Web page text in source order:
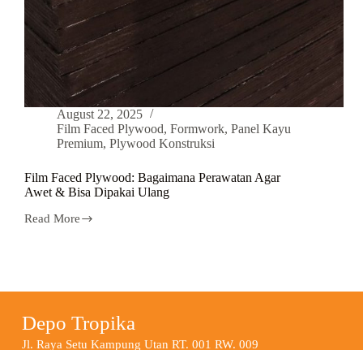
August 22, 2025
Film Faced Plywood, Formwork, Panel Kayu
Premium, Plywood Konstruksi
Film Faced Plywood: Bagaimana Perawatan Agar
Awet & Bisa Dipakai Ulang
Read More
Depo Tropika
Jl. Raya Setu Kampung Utan RT. 001 RW. 009